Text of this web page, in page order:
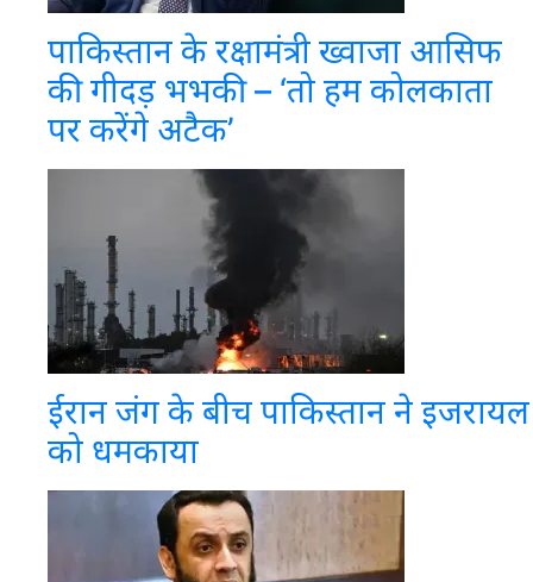
पाकिस्तान के रक्षामंत्री ख्वाजा आसिफ
की गीदड़ भभकी – ‘तो हम कोलकाता
पर करेंगे अटैक’
ईरान जंग के बीच पाकिस्तान ने इजरायल
को धमकाया